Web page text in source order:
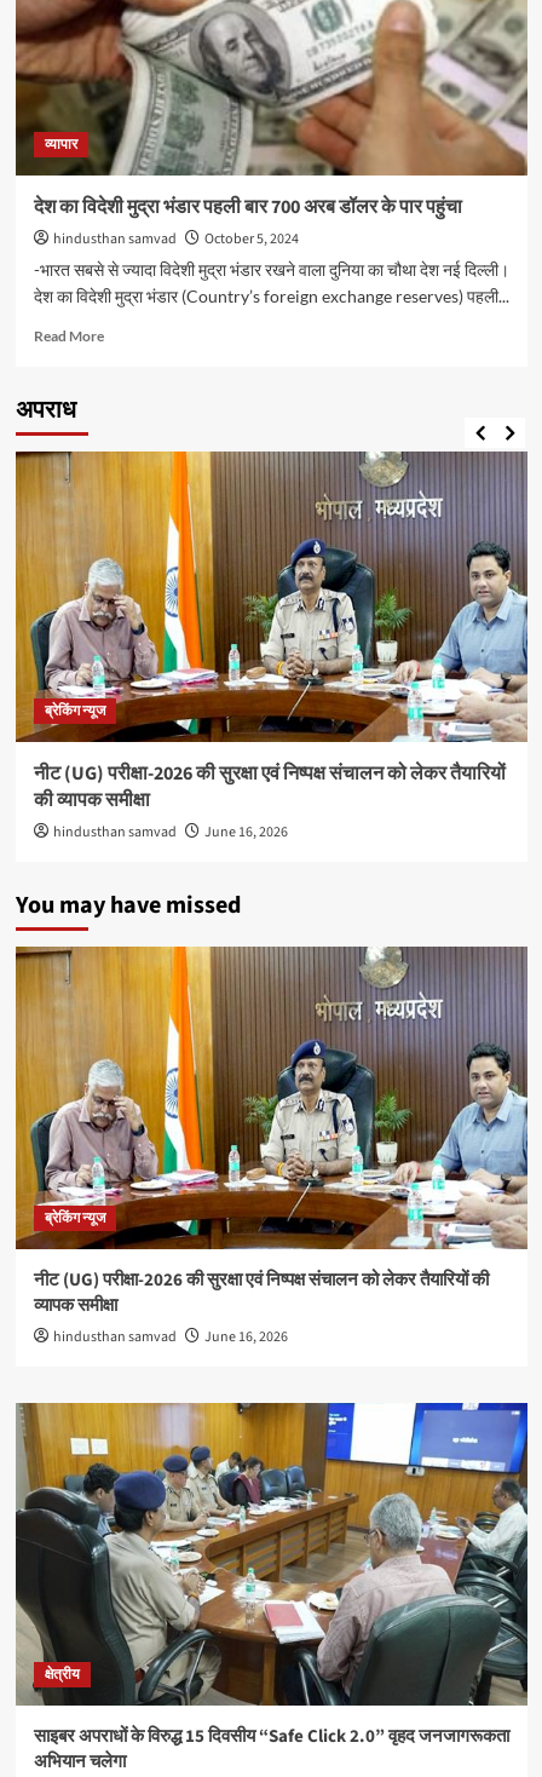
में
जीडीपी
ग्रोथ
7.2
फीसदी
रहने
का
अनुमान
व्यापार
देश का विदेशी मुद्रा भंडार पहली बार 700 अरब डॉलर के पार पहुंचा
hindusthan samvad
October 5, 2024
-भारत सबसे से ज्‍यादा विदेशी मुद्रा भंडार रखने वाला दुनिया का चौथा देश नई दिल्ली।
देश का विदेशी मुद्रा भंडार (Country’s foreign exchange reserves) पहली...
Read MoreRead
विदेशी
700
अरब
डॉलर
के
पार
पहुंचा
अपराध
ब्रेकिंग न्यूज
नीट (UG) परीक्षा-2026 की सुरक्षा एवं निष्पक्ष संचालन को लेकर तैयारियों
की व्यापक समीक्षा
hindusthan samvad June 16, 2026
You may have missed
ब्रेकिंग न्यूज
नीट (UG) परीक्षा-2026 की सुरक्षा एवं निष्पक्ष संचालन को लेकर तैयारियों की
व्यापक समीक्षा
hindusthan samvad June 16, 2026
क्षेत्रीय
साइबर अपराधों के विरुद्ध 15 दिवसीय “Safe Click 2.0” वृहद जनजागरूकता
अभियान चलेगा